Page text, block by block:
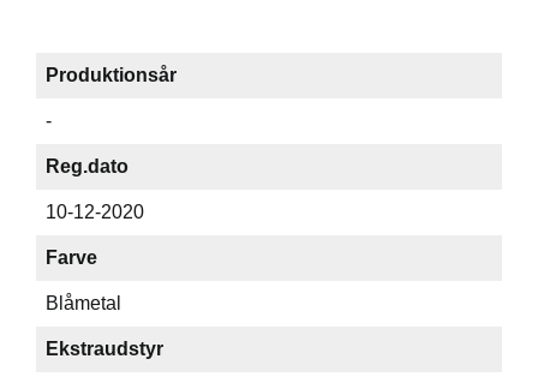
Produktionsår
-
Reg.dato
10-12-2020
Farve
Blåmetal
Ekstraudstyr